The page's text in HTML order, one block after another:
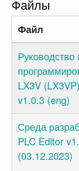
Файлы
Файл
Руководство
LX3V (LX3VP)
v1.0.3 (eng)
Среда
PLC Editor
(03.12.2023)